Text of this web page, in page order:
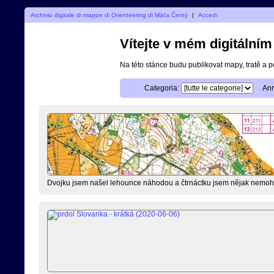
Archivio digitale di mappe di Orienteering di Máťa Černý | Accedi
Vítejte v mém
Na této stánce budu publikovat mapy, tratě a
Categoria:
Dvojku jsem našel lehounce náhodou a čtrnáctku jsem nějak